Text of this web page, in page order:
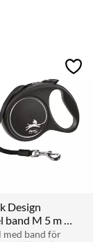
Design
band M 5 m
med band för
Lägg